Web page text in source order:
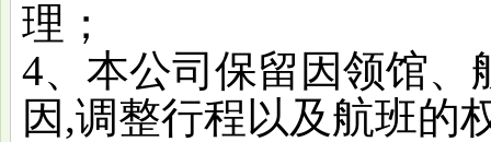
理；
4、本公司保留因领馆
因,调整行程以及航班的